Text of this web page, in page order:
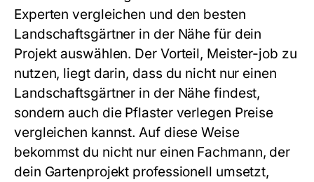
Experten vergleichen und den besten
Landschaftsgärtner in der Nähe für dein
Projekt auswählen. Der Vorteil, Meister-job zu
nutzen, liegt darin, dass du nicht nur einen
Landschaftsgärtner in der Nähe findest,
sondern auch die Pflaster verlegen Preise
vergleichen kannst. Auf diese Weise
bekommst du nicht nur einen Fachmann, der
dein Gartenprojekt professionell umsetzt,